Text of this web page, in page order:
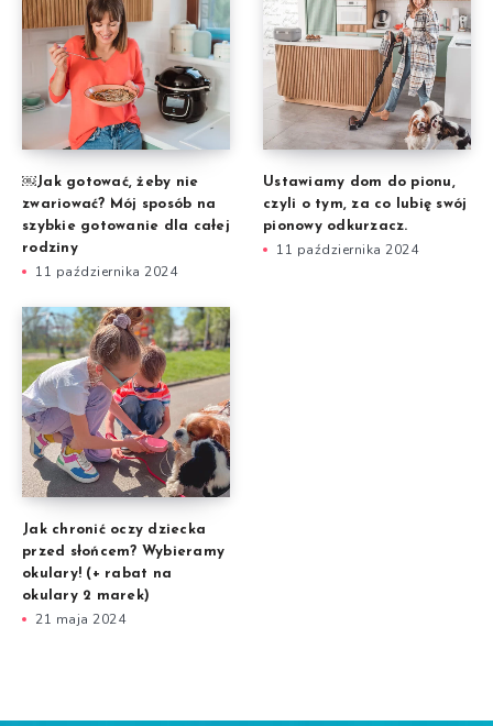
￼Jak gotować, żeby nie
zwariować? Mój sposób na
szybkie gotowanie dla całej
rodziny
11 października 2024
Ustawiamy dom do pionu,
czyli o tym, za co lubię swój
pionowy odkurzacz.
11 października 2024
Jak chronić oczy dziecka
przed słońcem? Wybieramy
okulary! (+ rabat na
okulary 2 marek)
21 maja 2024